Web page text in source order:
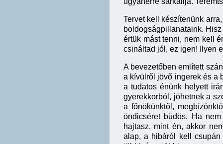
Tervet kell készítenünk
boldogságpillanataink.
értük mást tenni, nem kell
csináltad jól, ez igen! Ilyen
A bevezetőben említett
a kívülről jövő ingerek és a
a tudatos énünk helyett
gyerekkorból, jöhetnek a
a főnökünktől,
öndicséret büdös. Ha
hajtasz, mint én, akkor
alap, a hibáról kell